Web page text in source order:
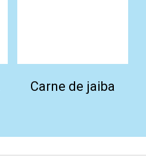
Carne de jaiba